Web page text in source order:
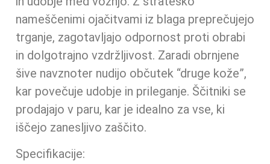
nameščenimi ojačitvami iz blaga preprečujejo
trganje, zagotavljajo odpornost proti obrabi
in dolgotrajno vzdržljivost. Zaradi obrnjene
šive navznoter nudijo občutek “druge kože”,
kar povečuje udobje in prileganje. Ščitniki se
prodajajo v paru, kar je idealno za vse, ki
iščejo zanesljivo zaščito.
Specifikacije: